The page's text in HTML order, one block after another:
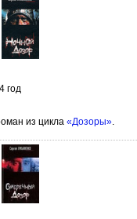
год
из цикла «Дозоры».